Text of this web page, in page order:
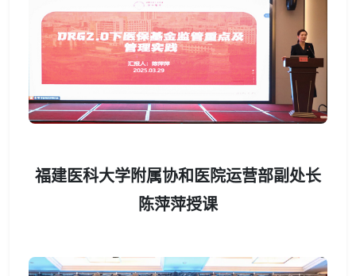
福建医科大学附属协和医院运营部副处长
陈萍萍授课